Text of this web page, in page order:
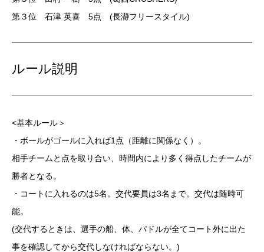
第３位 石津 英喜 5点 (長瀞フリースタイル)
ルール説明
<基本ルール＞
・ボールがゴールに⼊れば1点（距離に関係なく）。
相⼿チームと点を取り合い、時間内により多く得点したチームが
勝者となる。
・コートに⼊れるのは5名。交代要員は3名まで。交代は随時可
能。
(交代するときは、選⼿の船、体、パドルが全てコート外に出た
事を確認してから交代しなければならない。)